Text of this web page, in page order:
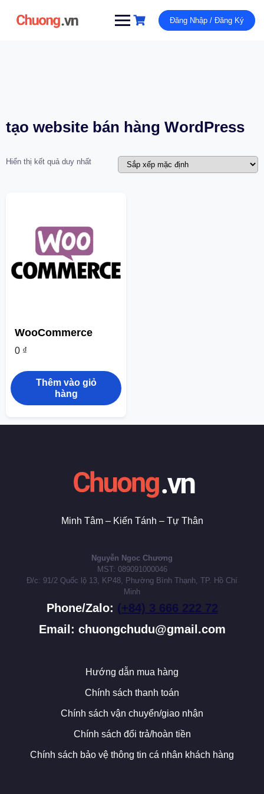
Đăng Nhập / Đăng Ký
tạo website bán hàng WordPress
Hiển thị kết quả duy nhất
WooCommerce
0 ₫
Thêm vào giỏ
hàng
Minh Tâm – Kiến Tánh – Tự Thân
Nguyễn Ngoc Chương
MST: 089091000046
Đ/c: 91/2 Quốc lộ 13, KP48, Phường Bình Thạnh, TP. Hồ Chí
Minh
Phone/Zalo:
Email: chuongchudu@gmail.com
Hướng dẫn mua hàng
Chính sách thanh toán
Chính sách vận chuyển/giao nhận
Chính sách đổi trả/hoàn tiền
Chính sách bảo vệ thông tin cá nhân khách hàng